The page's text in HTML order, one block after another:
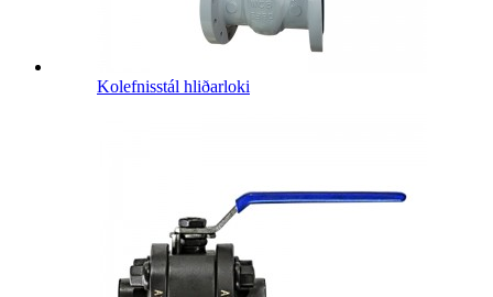
Kolefnisstál hliðarloki